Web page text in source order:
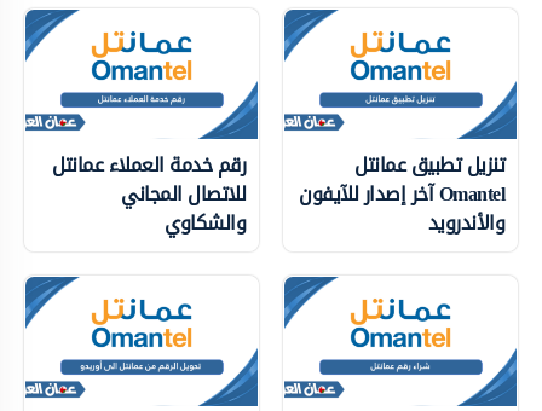
تنزيل تطبيق عمانتل
Omantel آخر إصدار للآيفون
والأندرويد
رقم خدمة العملاء عمانتل
للاتصال المجاني
والشكاوي